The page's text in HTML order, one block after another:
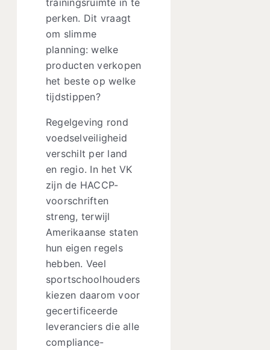
trainingsruimte in te
perken. Dit vraagt
om slimme
planning: welke
producten verkopen
het beste op welke
tijdstippen?
Regelgeving rond
voedselveiligheid
verschilt per land
en regio. In het VK
zijn de HACCP-
voorschriften
streng, terwijl
Amerikaanse staten
hun eigen regels
hebben. Veel
sportschoolhouders
kiezen daarom voor
gecertificeerde
leveranciers die alle
compliance-